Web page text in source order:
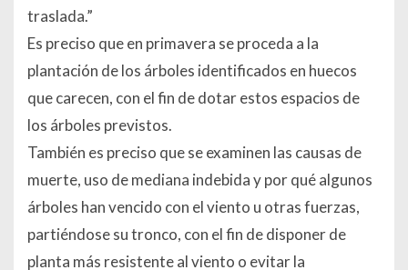
traslada.”
Es preciso que en primavera se proceda a la
plantación de los árboles identificados en huecos
que carecen, con el fin de dotar estos espacios de
los árboles previstos.
También es preciso que se examinen las causas de
muerte, uso de mediana indebida y por qué algunos
árboles han vencido con el viento u otras fuerzas,
partiéndose su tronco, con el fin de disponer de
planta más resistente al viento o evitar la